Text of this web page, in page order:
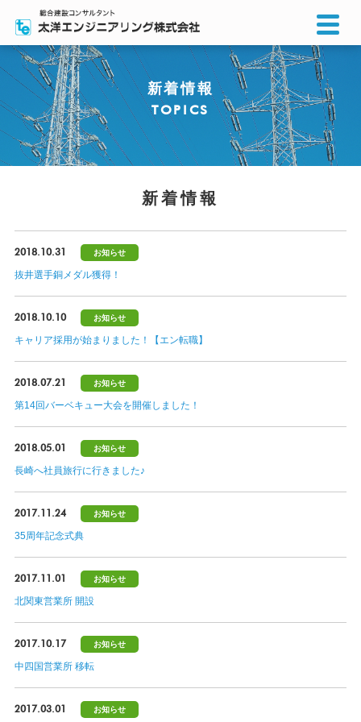
新着情報
TOPICS
新着情報
2018.10.31 お知らせ
抜井選手銅メダル獲得！
2018.10.10 お知らせ
キャリア採用が始まりました！【エン転職】
2018.07.21 お知らせ
第14回バーベキュー大会を開催しました！
2018.05.01 お知らせ
長崎へ社員旅行に行きました♪
2017.11.24 お知らせ
35周年記念式典
2017.11.01 お知らせ
北関東営業所 開設
2017.10.17 お知らせ
中四国営業所 移転
2017.03.01 お知らせ